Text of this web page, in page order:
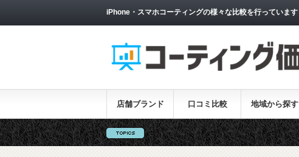
iPhone・スマホコーティングの様々な比較を行っています
店舗ブランド 口コミ比較 地域から探す